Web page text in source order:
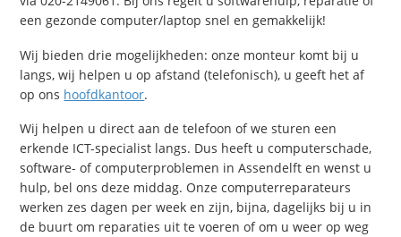
een gezonde computer/laptop snel en gemakkelijk!
Wij bieden drie mogelijkheden: onze monteur komt bij u
langs, wij helpen u op afstand (telefonisch), u geeft het af
op ons hoofdkantoor.
Wij helpen u direct aan de telefoon of we sturen een
erkende ICT-specialist langs. Dus heeft u computerschade,
software- of computerproblemen in Assendelft en wenst u
hulp, bel ons deze middag. Onze computerreparateurs
werken zes dagen per week en zijn, bijna, dagelijks bij u in
de buurt om reparaties uit te voeren of om u weer op weg